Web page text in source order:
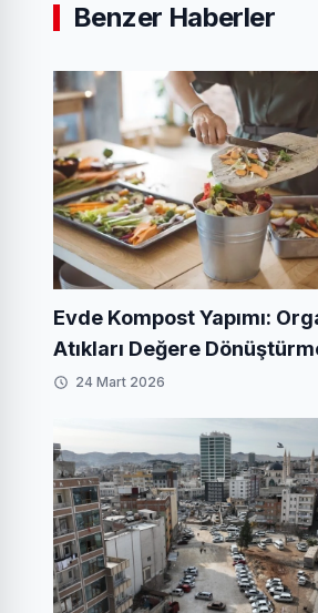
Benzer Haberler
Evde Kompost Yapımı:
Atıkları Değere
En Kolay Yolu
24 Mart 2026